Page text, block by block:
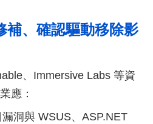
補、確認驅動移除影
、Immersive Labs 等資
應：
洞與 WSUS、ASP.NET